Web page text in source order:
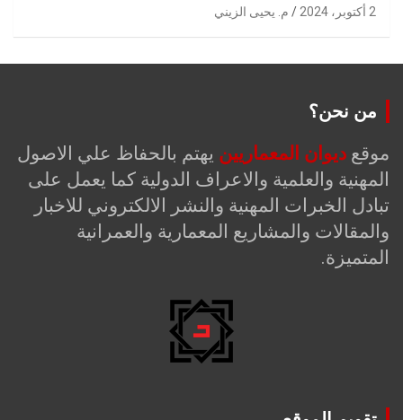
2 أكتوبر، 2024 م. يحيى الزيني
من نحن؟
موقع ديوان المعماريين يهتم بالحفاظ علي الاصول
المهنية والعلمية والاعراف الدولية كما يعمل على
تبادل الخبرات المهنية والنشر الالكتروني للاخبار
والمقالات والمشاريع المعمارية والعمرانية
المتميزة.